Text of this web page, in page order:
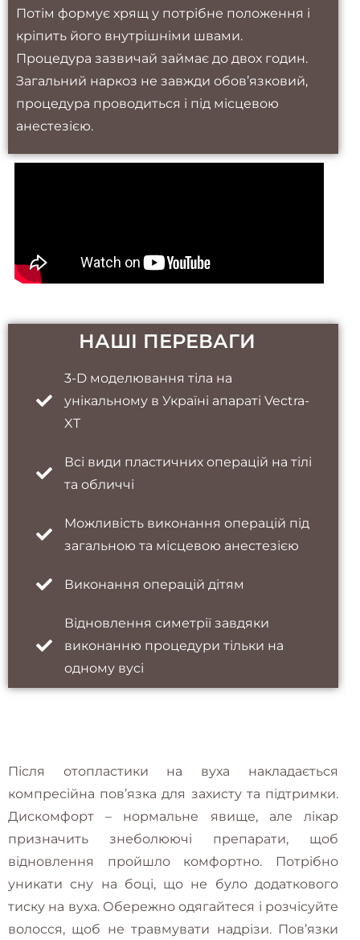
Потім формує хрящ у потрібне положення і
кріпить його внутрішніми швами.
Процедура зазвичай займає до двох годин.
Загальний наркоз не завжди обов’язковий,
процедура проводиться і під місцевою
анестезією.
НАШІ ПЕРЕВАГИ
3-D моделювання тіла на
унікальному в Україні апараті Vectra-
XT
Всі види пластичних операцій на тілі
та обличчі
Можливість виконання операцій під
загальною та місцевою анестезією
Виконання операцій дітям
Відновлення симетрії завдяки
виконанню процедури тільки на
одному вусі
Після отопластики на вуха накладається
компресійна пов’язка для захисту та підтримки.
Дискомфорт – нормальне явище, але лікар
призначить знеболюючі препарати, щоб
відновлення пройшло комфортно. Потрібно
уникати сну на боці, що не було додаткового
тиску на вуха. Обережно одягайтеся і розчісуйте
волосся, щоб не травмувати надрізи. Пов’язки